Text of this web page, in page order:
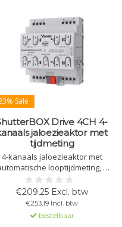
Sale
Drive 4CH 4-
jaloezieaktor met
tijdmeting
4-kanaals jaloezieaktor met
looptijdmeting, 6
per kanaal, handmatige
met LED-indicatie, KNX
Secure-ondersteuning, en
logische functies.
€209,25 Excl. btw
€253,19 Incl. btw
bestelbaar